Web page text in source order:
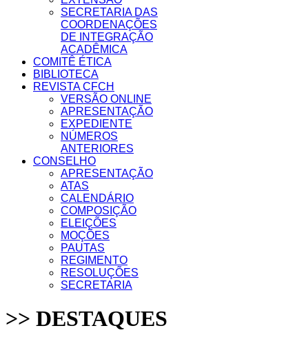
SECRETARIA DAS
COORDENAÇÕES
DE INTEGRAÇÃO
ACADÊMICA
COMITÊ ÉTICA
BIBLIOTECA
REVISTA CFCH
VERSÃO ONLINE
APRESENTAÇÃO
EXPEDIENTE
NÚMEROS
ANTERIORES
CONSELHO
APRESENTAÇÃO
ATAS
CALENDÁRIO
COMPOSIÇÃO
ELEIÇÕES
MOÇÕES
PAUTAS
REGIMENTO
RESOLUÇÕES
SECRETARIA
>> DESTAQUES